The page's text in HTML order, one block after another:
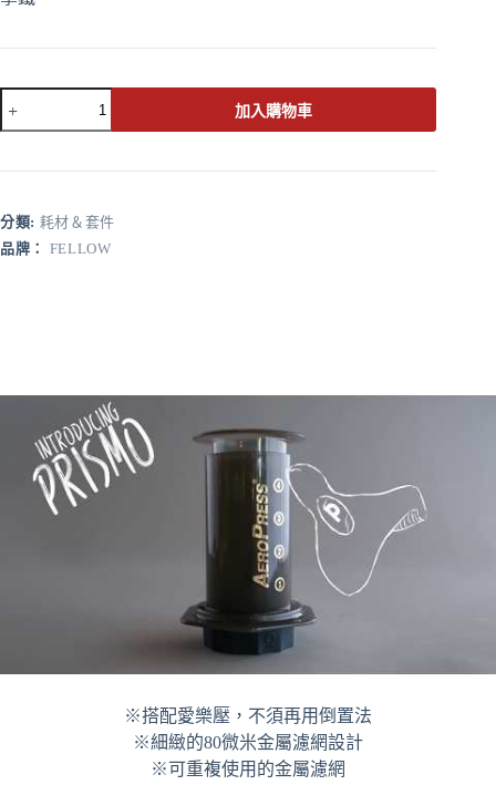
Fellow
濃
萃
取
器
加入購物車
r
n
a
分類: 耗材＆套件
品牌： FELLOW
※搭配愛樂壓，不須再用倒置法
※細緻的80微米金屬濾網設計
※可重複使用的金屬濾網